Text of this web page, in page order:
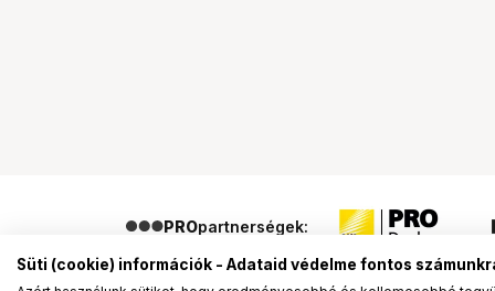
PROpartnerségek:
Süti (cookie) információk - Adataid védelme fontos